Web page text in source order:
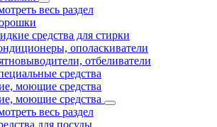
весь раздел
средства для стирки
ополаскиватели
отбеливатели
средства
моющие средства
моющие средства
весь раздел
для посуды